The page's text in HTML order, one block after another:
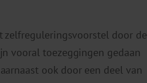
door de
vooral toezeggingen gedaan
ook door een deel van